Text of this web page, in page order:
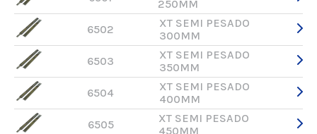
250MM
6502
XT SEMI PESADO
300MM
6503
XT SEMI PESADO
350MM
6504
XT SEMI PESADO
400MM
6505
XT SEMI PESADO
450MM